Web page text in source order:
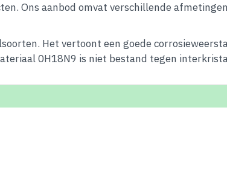
Ons aanbod omvat verschillende
Het vertoont een goede
0H18N9 is niet bestand tegen